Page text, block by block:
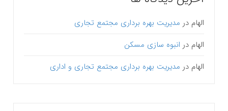
الهام در مدیریت بهره برداری مجتمع تجاری
الهام در انبوه سازی مسکن
الهام در مدیریت بهره برداری مجتمع تجاری و اداری